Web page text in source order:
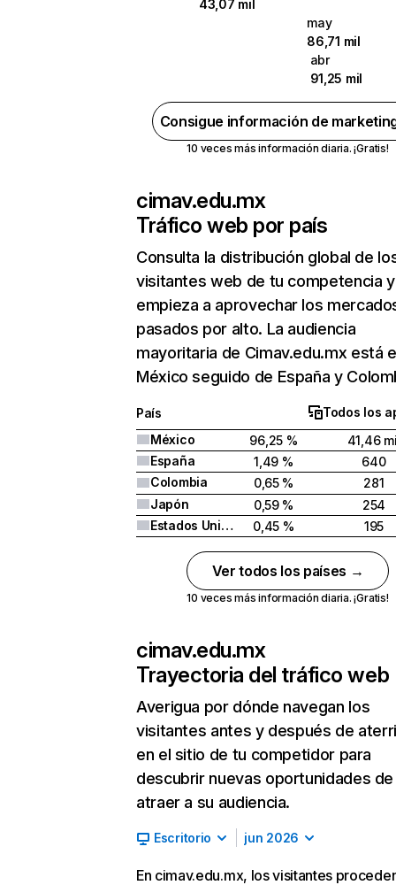
43,07 mil
may
86,71 mil
abr
91,25 mil
Consigue información de
10 veces más información diaria. ¡Gratis!
cimav.edu.mx
Tráfico web por país
Consulta la distribución global de
visitantes web de tu competencia y
empieza a aprovechar los
pasados por alto. La audiencia
mayoritaria de Cimav.edu.mx está
México seguido de España y
País
Todos los
México
96,25 %
41,46
España
1,49 %
640
Colombia
0,65 %
281
Japón
0,59 %
254
Estados Unidos
0,45 % 195
Ver todos los países →
10 veces más información diaria. ¡Gratis!
cimav.edu.mx
Trayectoria del tráfico web
Averigua por dónde navegan los
visitantes antes y después de
en el sitio de tu competidor para
descubrir nuevas oportunidades de
atraer a su audiencia.
Escritorio jun 2026
En cimav.edu.mx, los visitantes